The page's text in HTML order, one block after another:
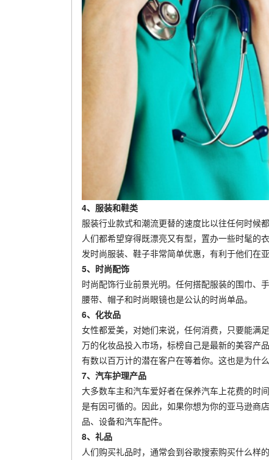
4、服装和鞋类
服装行业款式和潮流更替的速度比以往任何时候都
人们都希望穿得既漂亮又有型，置办一些时髦的
发时尚服装、鞋子非常简单优惠，有利于他们在
5、时尚配饰
时尚配饰行业前景光明。任何搭配服装的围巾、
腰带、帽子和时尚眼镜也是公认的时尚单品。
6、化妆品
女性都爱美，对她们来说，任何消费，只要能满
万的化妆品投入市场，标榜自己是最新的美容产
有数以百万计的潜在客户在等着你。这也是为什
7、汽车护理产品
大多数车主和汽车爱好者在保养汽车上花费的时
是有因可循的。因此，如果你想为你的亚马逊商
品、设备和汽车配件。
8、礼品
人们购买礼品时，通常会到谷歌搜索购买什么样